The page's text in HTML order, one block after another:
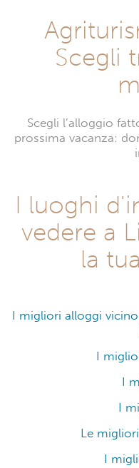
Scegli
Scegli l’alloggio
prossima vacanza:
I luoghi
vedere a
la
I migliori alloggi
I
I
I
Le
I